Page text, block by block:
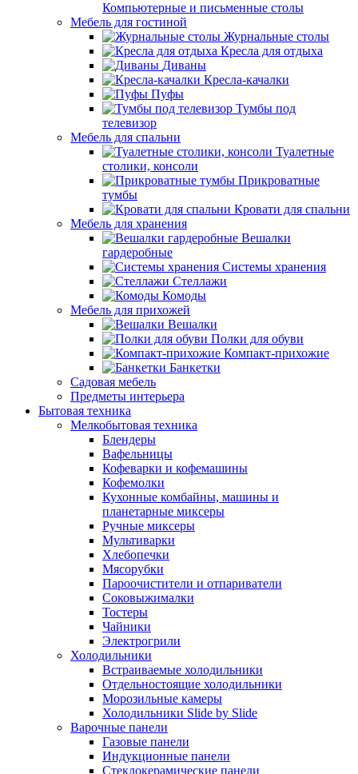
Компьютерные и письменные столы
Мебель для гостиной
Журнальные столы
Кресла для отдыха
Диваны
Кресла-качалки
Пуфы
Тумбы под
телевизор
Мебель для спальни
Туалетные
столики, консоли
Прикроватные
тумбы
Кровати для спальни
Мебель для хранения
Вешалки
гардеробные
Системы хранения
Стеллажи
Комоды
Мебель для прихожей
Вешалки
Полки для обуви
Компакт-прихожие
Банкетки
Садовая мебель
Предметы интерьера
Бытовая техника
Мелкобытовая техника
Блендеры
Вафельницы
Кофеварки и кофемашины
Кофемолки
Кухонные комбайны, машины и
планетарные миксеры
Ручные миксеры
Мультиварки
Хлебопечки
Мясорубки
Пароочистители и отпариватели
Соковыжималки
Тостеры
Чайники
Электрогрили
Холодильники
Встраиваемые холодильники
Отдельностоящие холодильники
Морозильные камеры
Холодильники Slide by Slide
Варочные панели
Газовые панели
Индукционные панели
Стеклокерамические панели